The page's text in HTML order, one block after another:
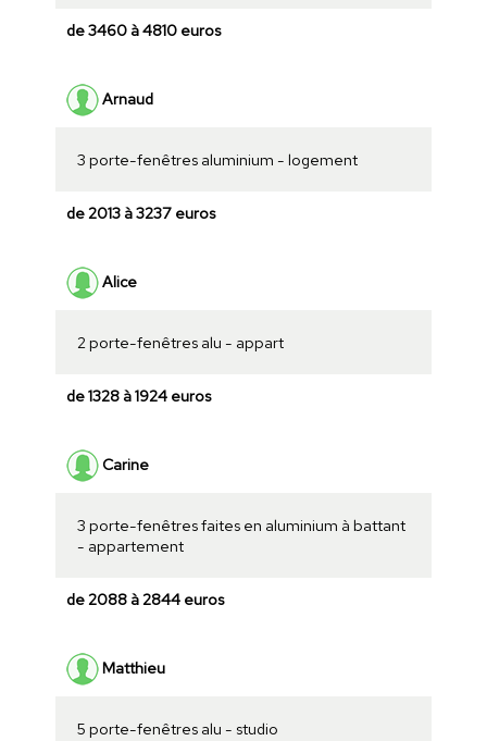
de 3460 à 4810 euros
Arnaud
3 porte-fenêtres aluminium - logement
de 2013 à 3237 euros
Alice
2 porte-fenêtres alu - appart
de 1328 à 1924 euros
Carine
3 porte-fenêtres faites en aluminium à battant
- appartement
de 2088 à 2844 euros
Matthieu
5 porte-fenêtres alu - studio